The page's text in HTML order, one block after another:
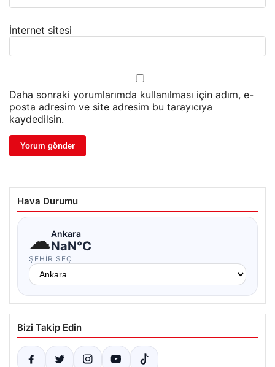
İnternet sitesi
Daha sonraki yorumlarımda kullanılması için adım, e-
posta adresim ve site adresim bu tarayıcıya
kaydedilsin.
Hava Durumu
☁Ankara
NaN°C
ŞEHIR SEÇ
Bizi Takip Edin